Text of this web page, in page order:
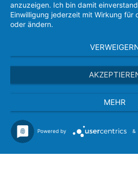
anzuzeigen. Ich bin damit
Einwilligung jederzeit mit Wirkung für
oder ändern.
MEHR
Powered by &